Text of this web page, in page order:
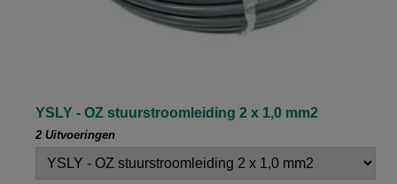
YSLY - OZ stuurstroomleiding 2 x 1,0 mm2
2 Uitvoeringen